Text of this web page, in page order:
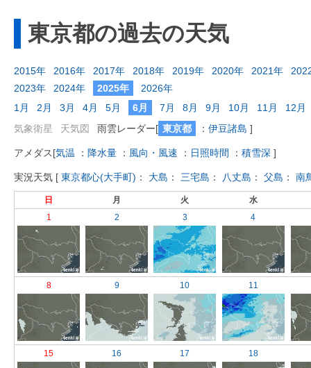
東京都の過去の天気
2015年 2016年 2017年 2018年 2019年 2020年 2021年
2023年
2024年 2025年
2026年
1月
2月 3月 4月 5月 6月 7月 8月 9月 10月 11月
12月
気象衛星
天気図 雨雲レーダー[ 東京都 ： 伊豆諸島 ]
アメダス[気温 ： 降水量 ： 風向・風速 ： 日照時間 ： 積雪深 ]
実況天気 [ 東京都心(大手町) ： 大島 ： 三宅島 ： 八丈島 ： 父島 ： 南
日 月 火
水
1
2 3 4
8 9 10 11
15 16 17 18